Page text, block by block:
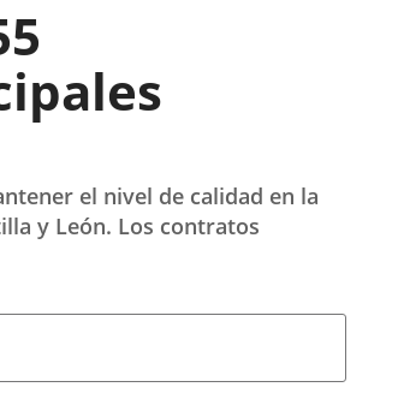
el nivel de calidad en la
y León. Los contratos